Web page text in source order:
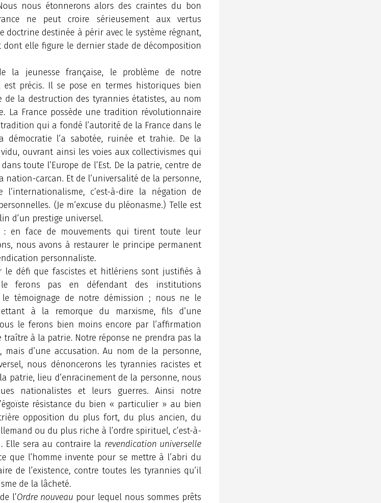
nous étonnerons alors des craintes du bon
ne peut croire sérieusement aux vertus
doctrine destinée à périr avec le système régnant,
dont elle figure le dernier stade de décomposition
la jeunesse française, le problème de notre
précis. Il se pose en termes historiques bien
de la destruction des tyrannies étatistes, au nom
La France possède une tradition révolutionnaire
tradition qui a fondé l’autorité de la France dans le
démocratie l’a sabotée, ruinée et trahie. De la
ouvrant ainsi les voies aux collectivismes qui
toute l’Europe de l’Est. De la patrie, centre de
nation-carcan. Et de l’universalité de la personne,
c’est-à-dire la négation de
(Je m’excuse du pléonasme.) Telle est
d’un prestige universel.
: en face de mouvements qui tirent toute leur
nous avons à restaurer le principe permanent
personnaliste.
le défi que fascistes et hitlériens sont justifiés à
ferons pas en défendant des institutions
témoignage de notre démission ; nous ne le
à la remorque du marxisme, fils d’une
le ferons bien moins encore par l’affirmation
traître à la patrie. Notre réponse ne prendra pas la
mais d’une accusation. Au nom de la personne,
nous dénoncerons les tyrannies racistes et
patrie, lieu d’enracinement de la personne, nous
nationalistes et leurs guerres. Ainsi notre
résistance du bien « particulier » au bien
opposition du plus fort, du plus ancien, du
ou du plus riche à l’ordre spirituel, c’est-à-
Elle sera au contraire la revendication universelle
que l’homme invente pour se mettre à l’abri du
de l’existence, contre toutes les tyrannies qu’il
de la lâcheté.
l’Ordre nouveau pour lequel nous sommes prêts